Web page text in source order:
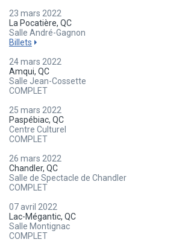
23 mars 2022
La Pocatière, QC
Salle André-Gagnon
Billets
24 mars 2022
Amqui, QC
Salle Jean-Cossette
COMPLET
25 mars 2022
Paspébiac, QC
Centre Culturel
COMPLET
26 mars 2022
Chandler, QC
Salle de Spectacle de Chandler
COMPLET
07 avril 2022
Lac-Mégantic, QC
Salle Montignac
COMPLET